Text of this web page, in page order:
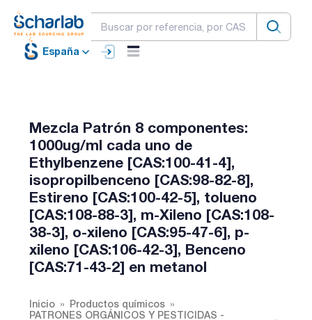
España
Mezcla Patrón 8 componentes:
1000ug/ml cada uno de
Ethylbenzene [CAS:100-41-4],
isopropilbenceno [CAS:98-82-8],
Estireno [CAS:100-42-5], tolueno
[CAS:108-88-3], m-Xileno [CAS:108-
38-3], o-xileno [CAS:95-47-6], p-
xileno [CAS:106-42-3], Benceno
[CAS:71-43-2] en metanol
Inicio
Productos químicos
PATRONES ORGÁNICOS Y PESTICIDAS -